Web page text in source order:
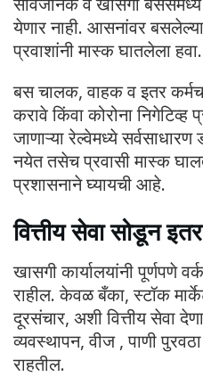
येणार नाही. आसनांवर
प्रवाशांनी मास्क घातलेला हवा.
बस चालक, वाहक व इतर
करावे किंवा कोरोना निगेटिव्ह
जाणाऱ्या रेल्वेमध्ये
नयेत तसेच प्रवासी मास्क
प्रशासनाने घ्यायची आहे.
वित्तीय सेवा सोडून
खासगी कार्यालयांनी पूर्णपणे
राहील. केवळ बँका, स्टॉक
दूरसंचार, अशी वित्तीय सेवा
व्यवस्थापन, वीज , पाणी
राहतील.